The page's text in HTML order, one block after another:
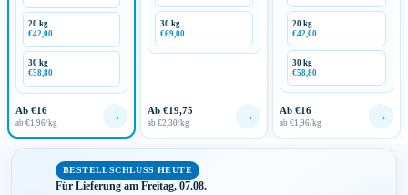
20 kg
€42,00
30 kg
€58,80
Ab €16
ab €1,96/kg →
30 kg
€69,00
Ab €19,75
ab €2,30/kg →
20 kg
€42,00
30 kg
€58,80
Ab €16
ab €1,96/kg →
BESTELLSCHLUSS HEUTE
Für Lieferung am Freitag, 07.08.